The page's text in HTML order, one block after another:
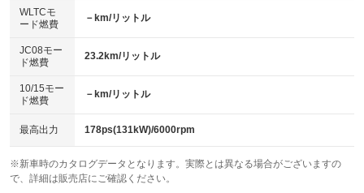
センターデフロック
：装備なし
電動格納ミラー
：装備あり
エアロ
：装備あり
：装備あり
パワーシート
ベンチシート
：装備なし
チップアップシート
：装備なし
：装備なし ：装備あり
ウォークスルー
：装備なし
WLTCモ
ード燃費
－km/リットル
JC08モー
ド燃費
23.2km/リットル
10/15モー
ド燃費
－km/リットル
最高出力 178ps(131kW)/6000rpm
※新車時のカタログデータとなります。実際とは異なる場合がございますの
で、詳細は販売店にご確認ください。